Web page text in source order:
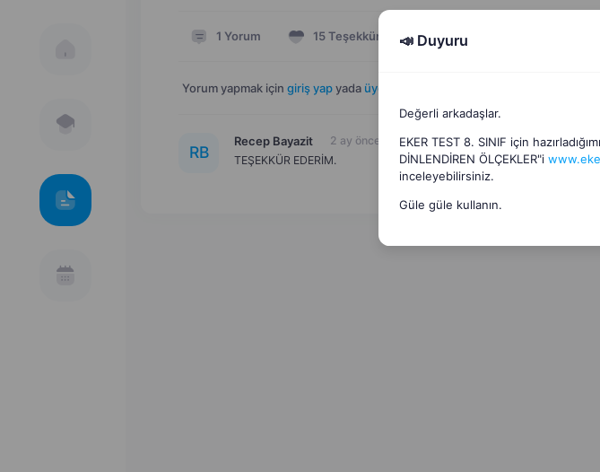
1 Yorum 15Teşekkür Hata Bildir
Yorum yapmak için giriş yap yada üye ol
RB
Recep Bayazit
2 ay önce
TEŞEKKÜR EDERİM.
📣 Duyuru
Değerli arkadaşlar.
EKER TEST 8. SINIF için
DİNLENDİREN ÖLÇEKLER"i
inceleyebilirsiniz.
Güle güle kullanın.